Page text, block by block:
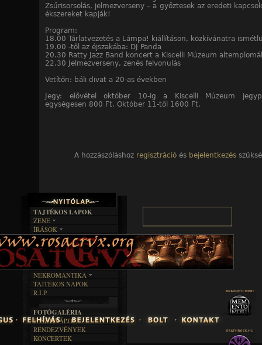
Zsűrisorsolás, jelmezverseny – a győztesek az eredeti
ékszereket kapják!
Program:
18.00 Tárlatvezetés a Lámpa! kiállításon, közkívánatra
19.00 -től az éjszakába: DJ Panda
20.30 Ratty Jazz Band koncert a Kiscelli Múzeum
22.30 Jelmezverseny, zenés felvonulás
Vetítőn: báli divat a 20-as években
Jegy: elővétel október 10-ig a Kiscelli Múzeum
egységesen 800 Ft. Október 11-től 1600 Ft.
A hozzászóláshoz regisztráció és bejelentkezés
TAJTÉKOS LAPOK
ZENE
EGYÜTTESEK
INTERJÚK
FORDÍTÁSOK
DALSZÖVEGEK
ÍRÁSOK
IRODALOM
FILM
MŰVÉSZET
ÍRÁSTÖRTÉNET
BOSZORKÁNYKONYHA
FEKETE HUMOR
KÉPES
SZÖVEGES
RENDEZVÉNYEK
NEKROMANTIKA
AKTUÁLIS
A MÚLT
TAJTÉKOS NAPOK
R.I.P.
FOTÓGALÉRIA
FESZTIVÁLOK
RENDEZVÉNYEK
KONCERTEK